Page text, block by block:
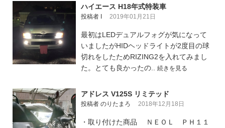
ハイエース H18年式特装車
投稿者 I 2019年01月21日
最初はLEDデュアルフォグが気になって
いましたがHIDヘッドライトが2度目の球
切れをしたためRIZING2を入れてみまし
た。とても良かったの.. 続きを見る
アドレス V125S リミテッド
投稿者 のりたまろ 2018年12月18日
・取り付けた商品 ＮＥＯＬ ＰＨ１１